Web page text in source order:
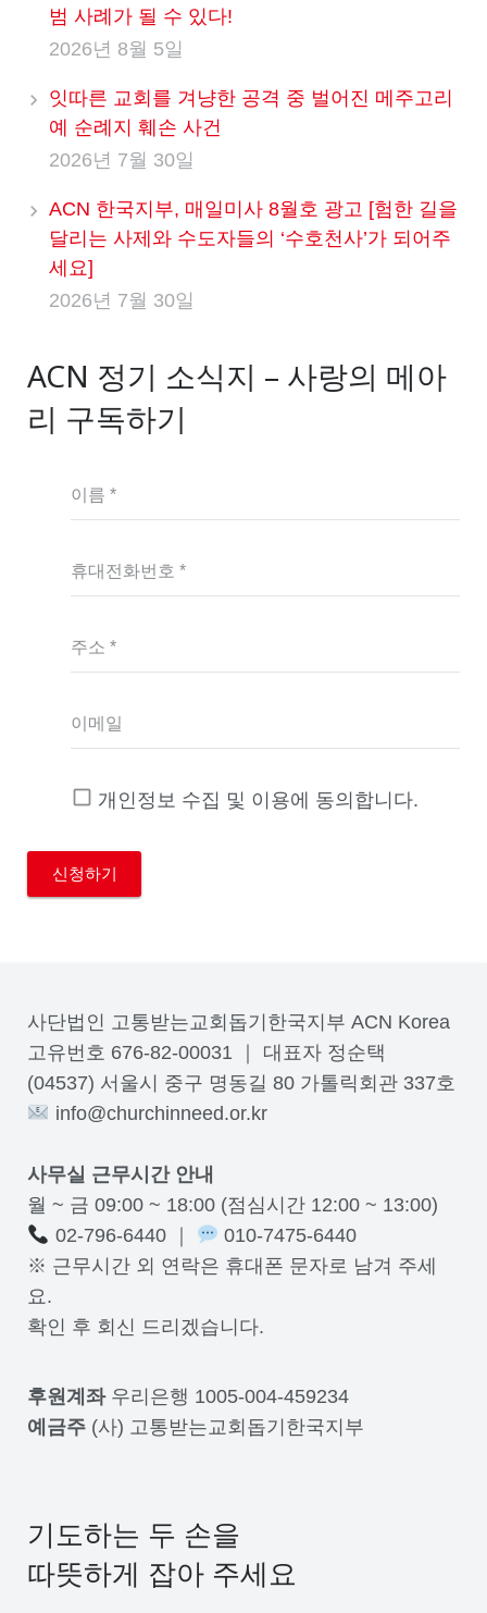
범 사례가 될 수 있다!
2026년 8월 5일
잇따른 교회를 겨냥한 공격 중 벌어진 메주고리
예 순례지 훼손 사건
2026년 7월 30일
ACN 한국지부, 매일미사 8월호 광고 [험한 길을
달리는 사제와 수도자들의 ‘수호천사’가 되어주
세요]
2026년 7월 30일
ACN 정기 소식지 – 사랑의 메아
리 구독하기
이름 *
휴대전화번호 *
주소 *
이메일
개인정보 수집 및 이용에 동의합니다.
사단법인 고통받는교회돕기한국지부 ACN Korea
고유번호 676-82-00031 ｜ 대표자 정순택
(04537) 서울시 중구 명동길 80 가톨릭회관 337호
info@churchinneed.or.kr
사무실 근무시간 안내
월 ~ 금 09:00 ~ 18:00 (점심시간 12:00 ~ 13:00)
02-796-6440 ｜
010-7475-6440
※ 근무시간 외 연락은 휴대폰 문자로 남겨 주세
요.
확인 후 회신 드리겠습니다.
후원계좌우리은행 1005-004-459234
예금주 (사) 고통받는교회돕기한국지부
기도하는 두 손을
따뜻하게 잡아 주세요